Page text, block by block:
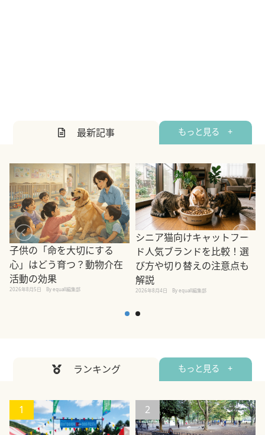
最新記事 もっと見る +
子供の「命を大切にする
心」はどう育つ？動物介在
活動の効果
2026年8月5日 By equall編集部
シニア猫向けキャットフー
ド人気ブランドを比較！選
び方や切り替えの注意点も
解説
2026年8月4日 By equall編集部
ランキング もっと見る +
1 2